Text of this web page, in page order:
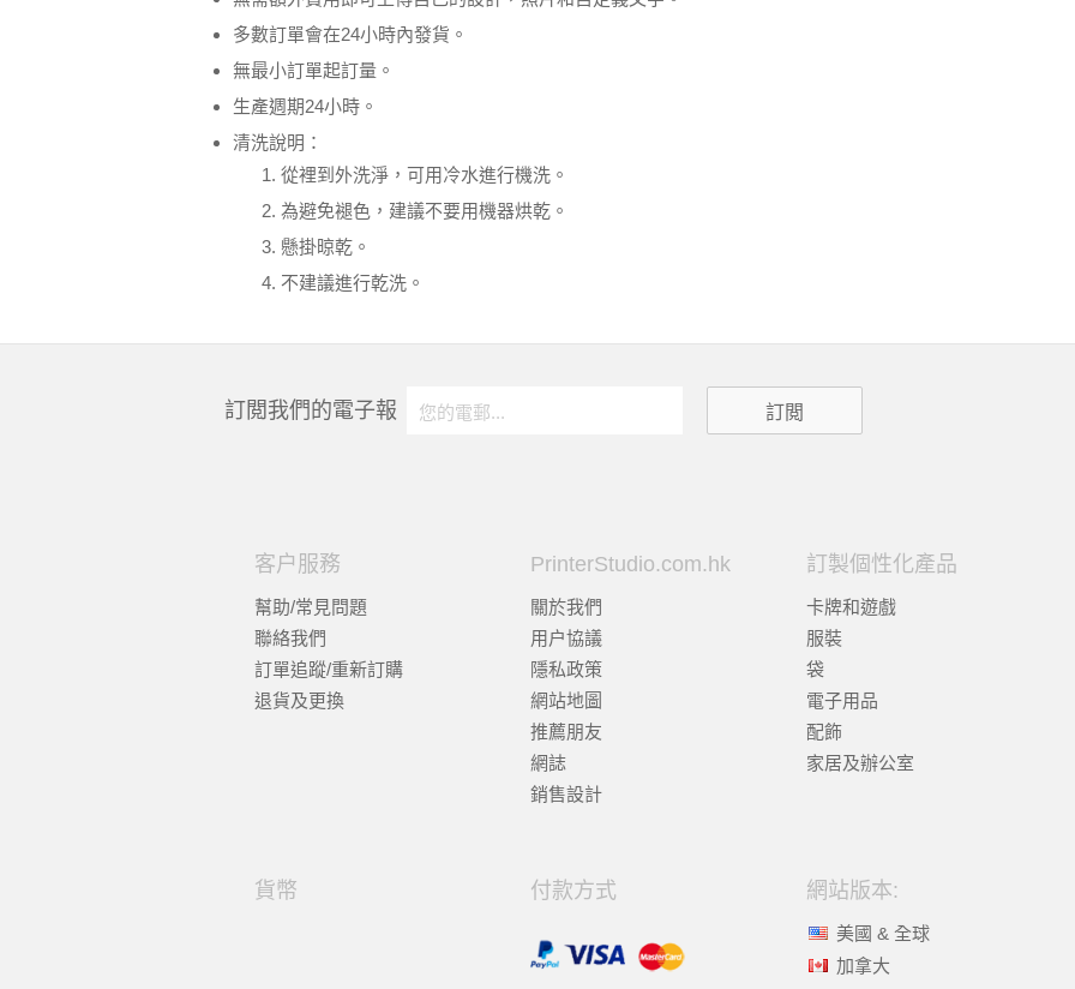
多數訂單會在24小時內發貨。
無最小訂單起訂量。
生產週期24小時。
清洗說明：
從裡到外洗淨，可用冷水進行機洗。
為避免褪色，建議不要用機器烘乾。
懸掛晾乾。
不建議進行乾洗。
訂閲我們的電子報
客户服務
幫助/常見問題
聯絡我們
訂單追蹤/重新訂購
退貨及更換
PrinterStudio.com.hk
關於我們
用户協議
隱私政策
網站地圖
推薦朋友
網誌
銷售設計
訂製個性化產品
卡牌和遊戲
服裝
袋
電子用品
配飾
家居及辦公室
貨幣 付款方式 網站版本:
美國 & 全球
加拿大